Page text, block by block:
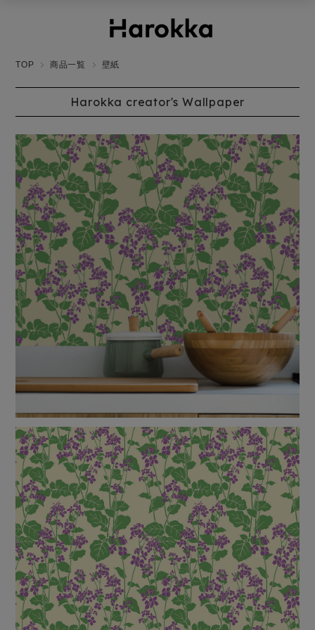
TOP 商品一覧 壁紙
Harokka creator's Wallpaper